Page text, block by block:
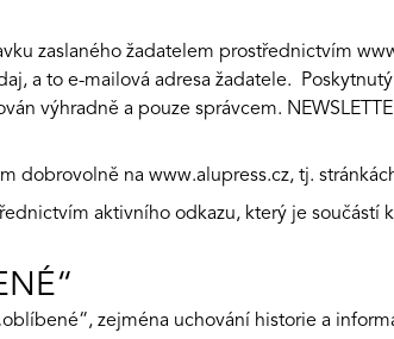
zaslaného žadatelem prostřednictvím
a to e-mailová adresa žadatele.
výhradně a pouze správcem.
dobrovolně na www.alupress.cz, tj.
aktivního odkazu, který je součástí
zejména uchování historie a